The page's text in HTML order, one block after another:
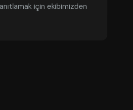
için ekibimizden